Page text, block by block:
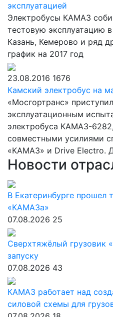
эксплуатацией
Электробусы КАМАЗ
тестовую эксплуатацию
Казань, Кемерово и ряд
график на 2017 год
23.08.2016 1676
Камский электробус на
«Мосгортранс»
эксплуатационным
электробуса КАМАЗ-
совместными усилиями
«КАМАЗ» и Drive Electro.
Новости
В Екатеринбурге прошел
«КАМАЗа»
07.08.2026 25
Сверхтяжёлый грузовик
запуску
07.08.2026 43
КАМАЗ работает над
силовой схемы для